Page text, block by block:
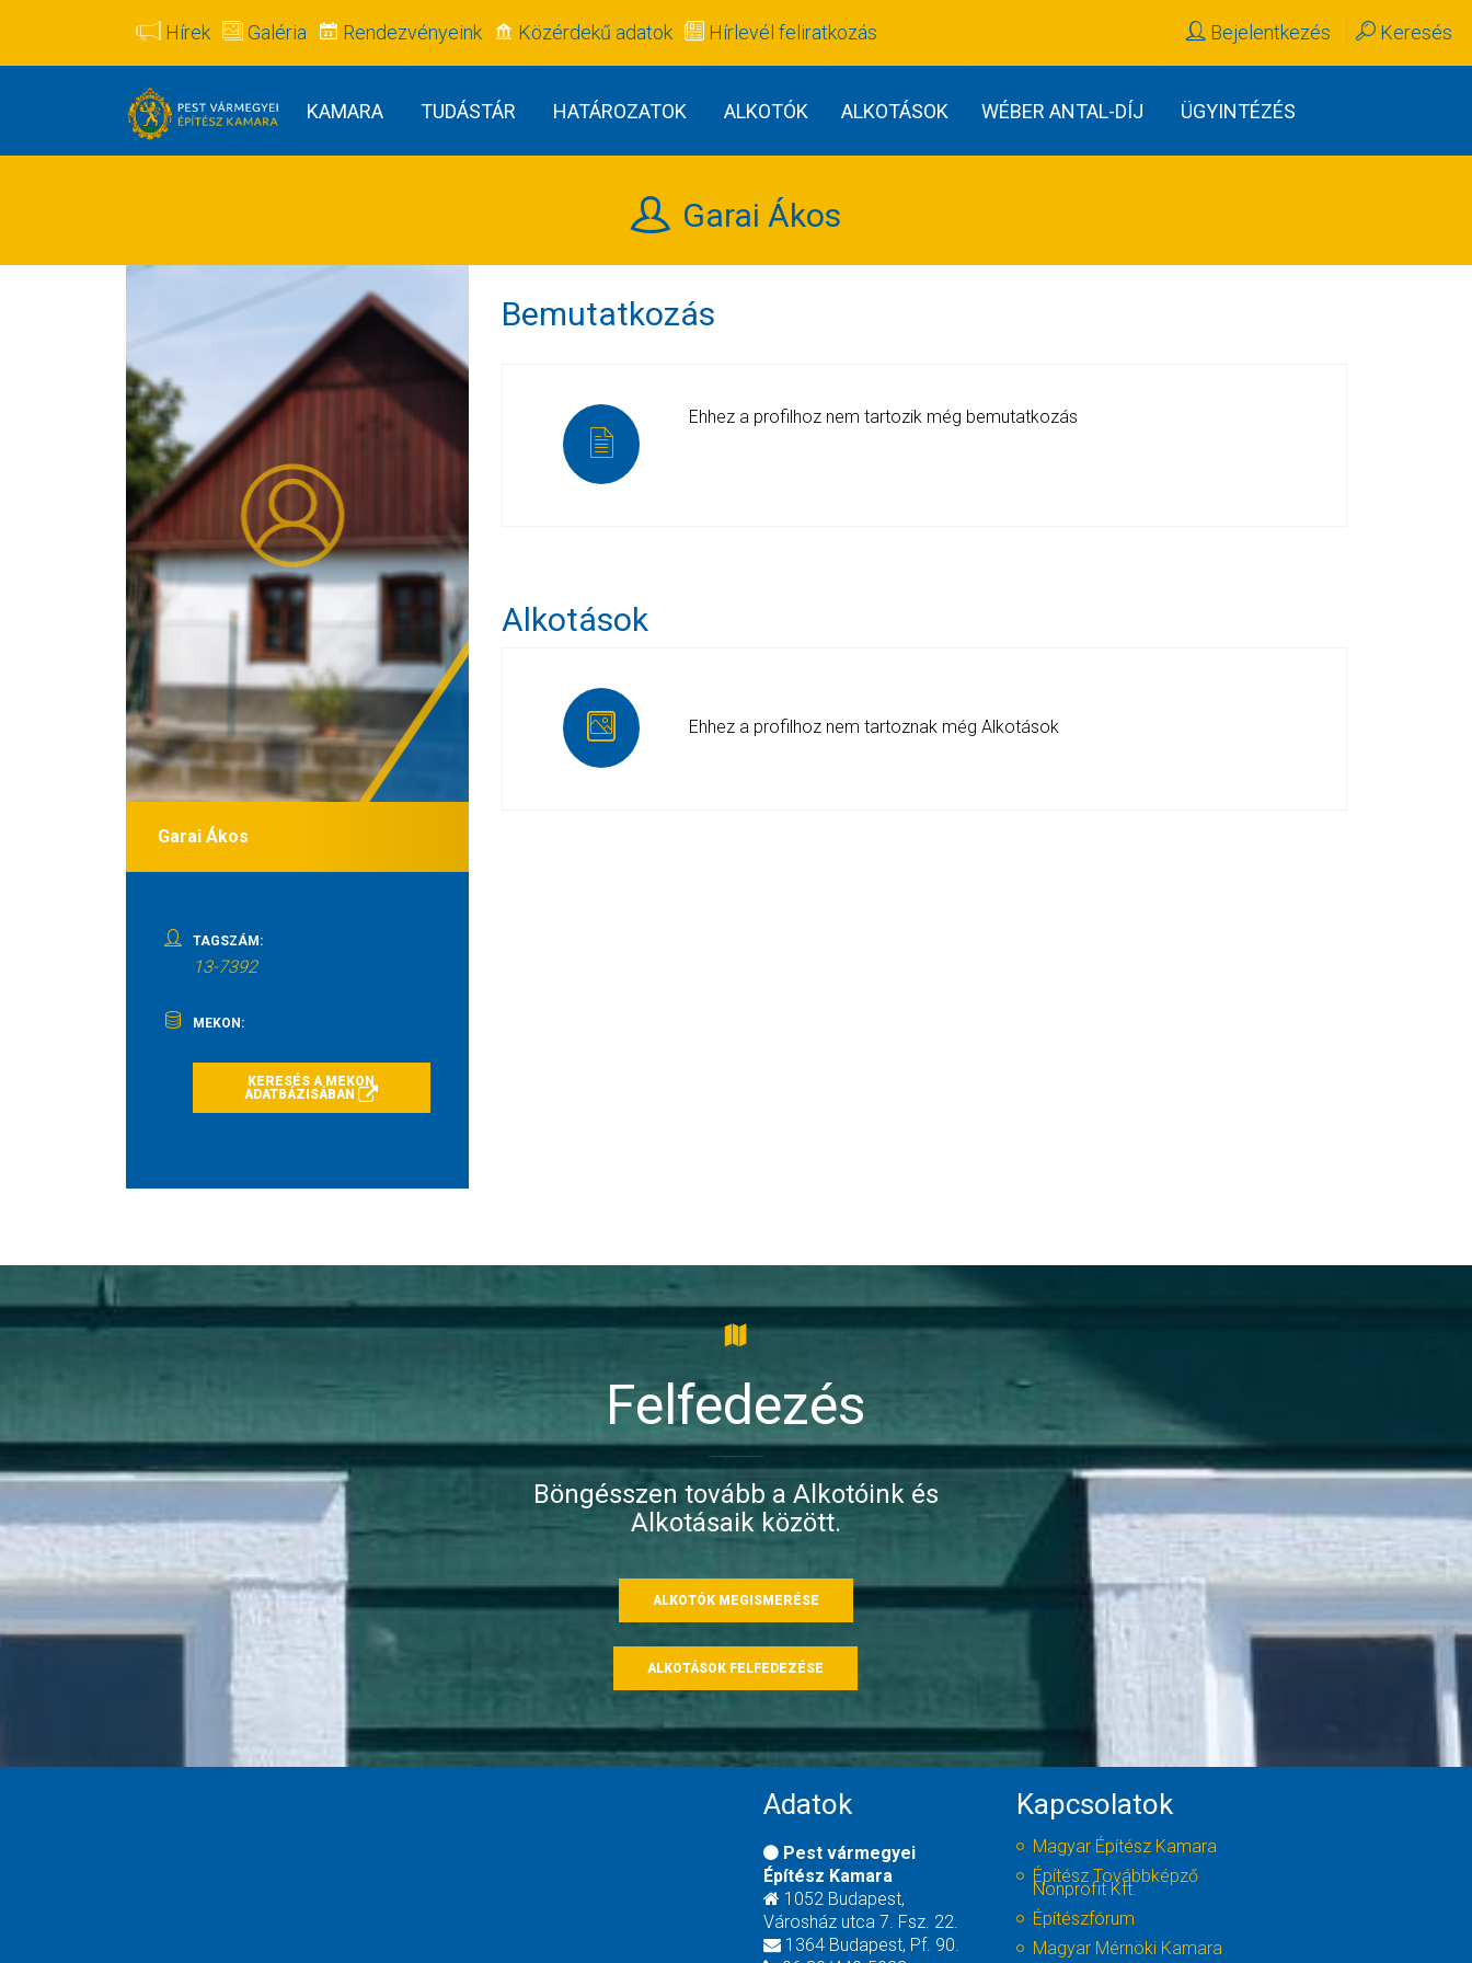
Hírek Galéria Rendezvényeink Közérdekű adatok Hírlevél feliratkozás Bejelentkezés Keresés
KAMARA TUDÁSTÁR HATÁROZATOK ALKOTÓK ALKOTÁSOK WÉBER ANTAL-DÍJ ÜGYINTÉZÉS
Garai Ákos
Garai Ákos
TAGSZÁM:
13-7392
MEKON:
KERESÉS A MEKON
ADATBÁZISÁBAN
Bemutatkozás
Ehhez a profilhoz nem tartozik még bemutatkozás
Alkotások
Ehhez a profilhoz nem tartoznak még Alkotások
Felfedezés
Böngésszen tovább a Alkotóink és
Alkotásaik között.
ALKOTÓK MEGISMERÉSE
ALKOTÁSOK FELFEDEZÉSE
Adatok
Pest vármegyei
Építész Kamara
1052 Budapest,
Városház utca 7. Fsz. 22.
1364 Budapest, Pf. 90.
Kapcsolatok
Magyar Építész Kamara
Építész Továbbképző
Nonprofit Kft.
Építészfórum
Magyar Mérnöki Kamara